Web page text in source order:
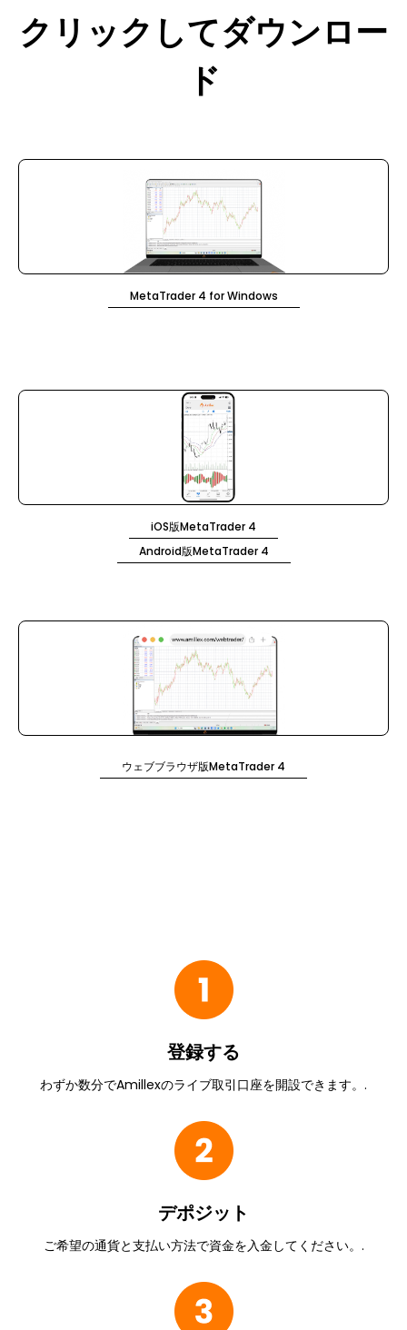
クリックしてダウンロー
ド
MetaTrader 4 for Windows
iOS版MetaTrader 4
Android版MetaTrader 4
ウェブブラウザ版MetaTrader 4
登録する
わずか数分でAmillexのライブ取引口座を開設できます。.
デポジット
ご希望の通貨と支払い方法で資金を入金してください。.